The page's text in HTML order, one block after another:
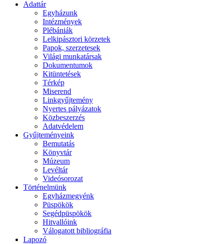
Adattár
Egyházunk
Intézmények
Plébániák
Lelkipásztori körzetek
Papok, szerzetesek
Világi munkatársak
Dokumentumok
Kitüntetések
Térkép
Miserend
Linkgyűjtemény
Nyertes pályázatok
Közbeszerzés
Adatvédelem
Gyűjteményeink
Bemutatás
Könyvtár
Múzeum
Levéltár
Videósorozat
Történelmünk
Egyházmegyénk
Püspökök
Segédpüspökök
Hitvallóink
Válogatott bibliográfia
Lapozó